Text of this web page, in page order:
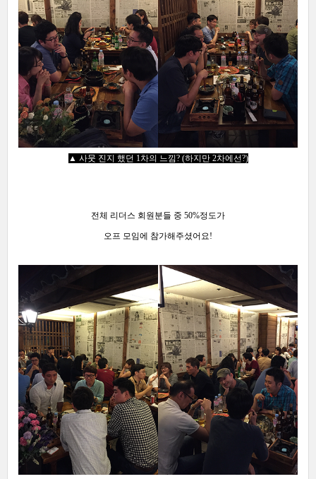
▲ 사뭇 진지 했던 1차의 느낌? (하지만 2차에선?)
전체 리더스 회원분들 중 50%정도가
오프 모임에 참가해주셨어요!